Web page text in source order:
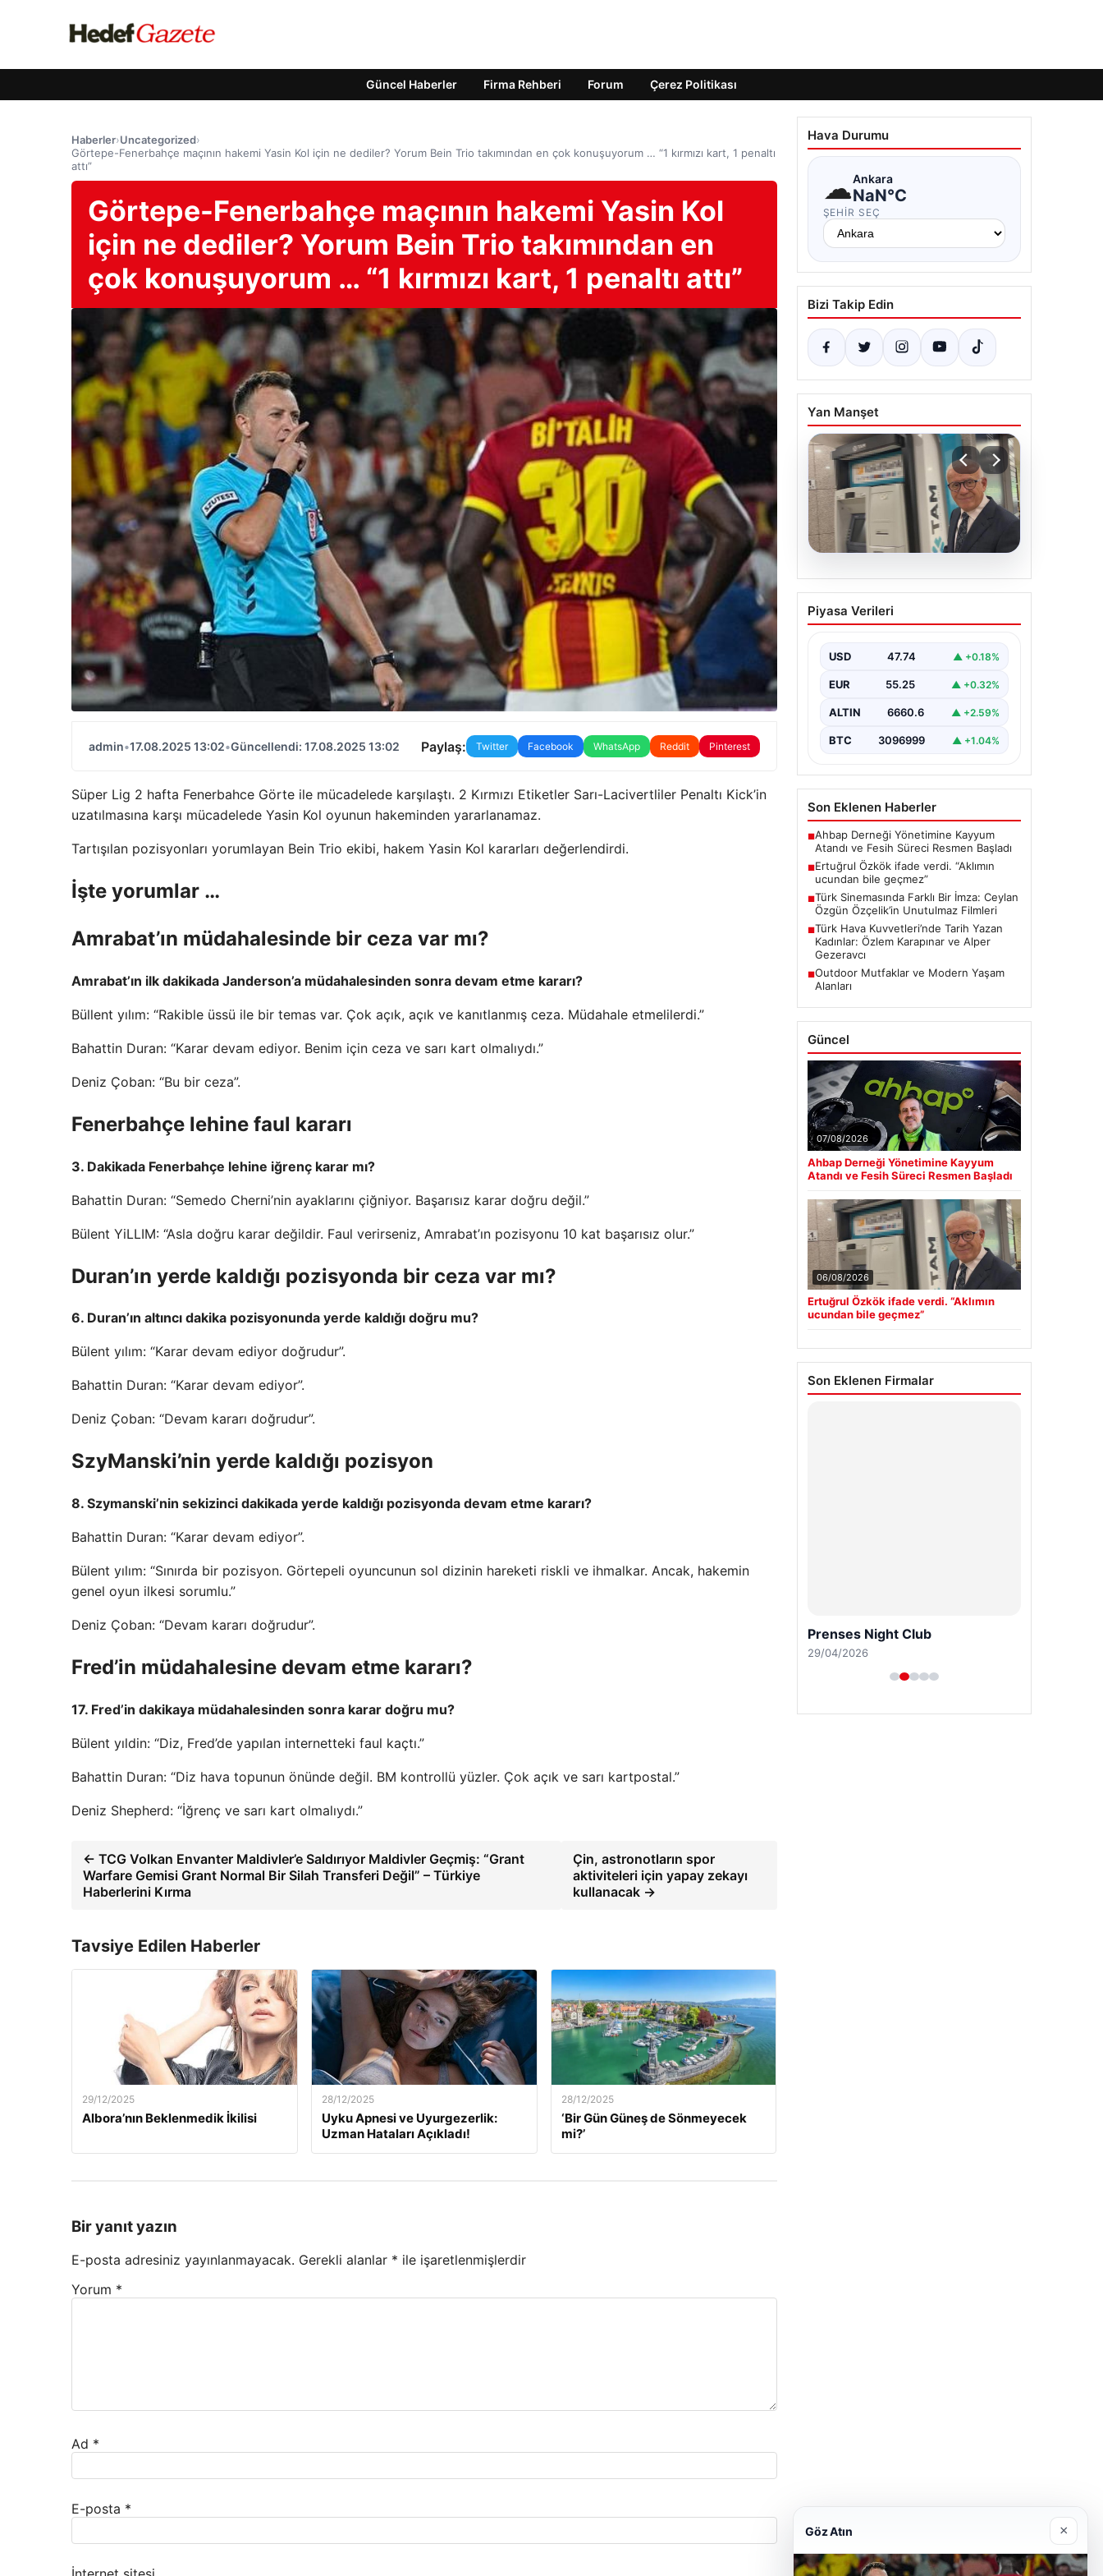
Güncel Haberler Firma Rehberi Forum Çerez Politikası
Haberler›Uncategorized›
Görtepe-Fenerbahçe maçının hakemi Yasin Kol için ne dediler? Yorum Bein Trio takımından en çok konuşuyorum … “1 kırmızı kart, 1 penaltı
attı”
Görtepe-Fenerbahçe maçının hakemi Yasin Kol
için ne dediler? Yorum Bein Trio takımından en
çok konuşuyorum … “1 kırmızı kart, 1 penaltı attı”
admin•17.08.2025 13:02•Güncellendi: 17.08.2025 13:02 Paylaş: Twitter Facebook WhatsApp Reddit Pinterest
Süper Lig 2 hafta Fenerbahce Görte ile mücadelede karşılaştı. 2 Kırmızı Etiketler Sarı-Lacivertliler Penaltı Kick’in
uzatılmasına karşı mücadelede Yasin Kol oyunun hakeminden yararlanamaz.
Tartışılan pozisyonları yorumlayan Bein Trio ekibi, hakem Yasin Kol kararları değerlendirdi.
İşte yorumlar …
Amrabat’ın müdahalesinde bir ceza var mı?
Amrabat’ın ilk dakikada Janderson’a müdahalesinden sonra devam etme kararı?
Büllent yılım: “Rakible üssü ile bir temas var. Çok açık, açık ve kanıtlanmış ceza. Müdahale etmelilerdi.”
Bahattin Duran: “Karar devam ediyor. Benim için ceza ve sarı kart olmalıydı.”
Deniz Çoban: “Bu bir ceza”.
Fenerbahçe lehine faul kararı
3. Dakikada Fenerbahçe lehine iğrenç karar mı?
Bahattin Duran: “Semedo Cherni’nin ayaklarını çiğniyor. Başarısız karar doğru değil.”
Bülent YiLLIM: “Asla doğru karar değildir. Faul verirseniz, Amrabat’ın pozisyonu 10 kat başarısız olur.”
Duran’ın yerde kaldığı pozisyonda bir ceza var mı?
6. Duran’ın altıncı dakika pozisyonunda yerde kaldığı doğru mu?
Bülent yılım: “Karar devam ediyor doğrudur”.
Bahattin Duran: “Karar devam ediyor”.
Deniz Çoban: “Devam kararı doğrudur”.
SzyManski’nin yerde kaldığı pozisyon
8. Szymanski’nin sekizinci dakikada yerde kaldığı pozisyonda devam etme kararı?
Bahattin Duran: “Karar devam ediyor”.
Bülent yılım: “Sınırda bir pozisyon. Görtepeli oyuncunun sol dizinin hareketi riskli ve ihmalkar. Ancak, hakemin
genel oyun ilkesi sorumlu.”
Deniz Çoban: “Devam kararı doğrudur”.
Fred’in müdahalesine devam etme kararı?
17. Fred’in dakikaya müdahalesinden sonra karar doğru mu?
Bülent yıldin: “Diz, Fred’de yapılan internetteki faul kaçtı.”
Bahattin Duran: “Diz hava topunun önünde değil. BM kontrollü yüzler. Çok açık ve sarı kartpostal.”
Deniz Shepherd: “İğrenç ve sarı kart olmalıydı.”
← TCG Volkan Envanter Maldivler’e Saldırıyor Maldivler Geçmiş: “Grant
Warfare Gemisi Grant Normal Bir Silah Transferi Değil” – Türkiye
Haberlerini Kırma
Çin, astronotların spor
aktiviteleri için yapay zekayı
kullanacak →
Tavsiye Edilen Haberler
29/12/2025
Albora’nın Beklenmedik İkilisi
28/12/2025
Uyku Apnesi ve Uyurgezerlik:
Uzman Hataları Açıkladı!
28/12/2025
‘Bir Gün Güneş de Sönmeyecek
mi?’
Bir yanıt yazın
E-posta adresiniz yayınlanmayacak. Gerekli alanlar * ile işaretlenmişlerdir
Yorum *
Ad *
E-posta *
Hava Durumu
☁Ankara
NaN°C
ŞEHIR SEÇ
Bizi Takip Edin
Yan Manşet
06.08.2026
Ertuğrul Özkök ifade
verdi. “Aklımın ucundan
Piyasa Verileri
USD 47.74 ▲ +0.18%
EUR 55.25 ▲ +0.32%
ALTIN 6660.6 ▲ +2.59%
BTC 3096999 ▲ +1.04%
Son Eklenen Haberler
■Ahbap Derneği Yönetimine Kayyum
Atandı ve Fesih Süreci Resmen Başladı
■Ertuğrul Özkök ifade verdi. “Aklımın
ucundan bile geçmez”
■Türk Sinemasında Farklı Bir İmza: Ceylan
Özgün Özçelik’in Unutulmaz Filmleri
■Türk Hava Kuvvetleri’nde Tarih Yazan
Kadınlar: Özlem Karapınar ve Alper
Gezeravcı
■Outdoor Mutfaklar ve Modern Yaşam
Alanları
Güncel
07/08/2026
Ahbap Derneği Yönetimine Kayyum
Atandı ve Fesih Süreci Resmen Başladı
06/08/2026
Ertuğrul Özkök ifade verdi. “Aklımın
ucundan bile geçmez”
Son Eklenen Firmalar
Prenses Night Club
29/04/2026
Göz Atın ×